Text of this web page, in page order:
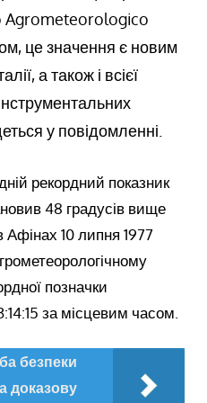
Agrometeorologico
це значення є новим
а також і всієї
у повідомленні.
рекордний показник
48 градусів вище
Афінах 10 липня 1977
позначки
за місцевим часом.
безпеки
доказову